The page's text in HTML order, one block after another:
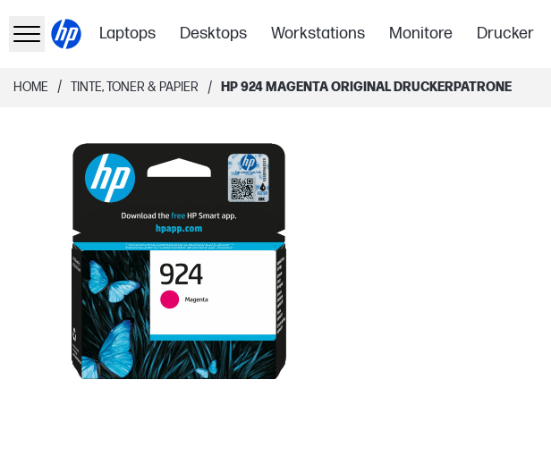
Laptops Desktops Workstations Monitore Drucker
HOME / TINTE, TONER & PAPIER / HP 924 MAGENTA ORIGINAL DRUCKERPATRONE